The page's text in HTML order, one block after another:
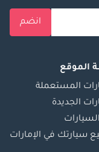
انضم
الموقع
المستعملة
الجديدة
السيارات
سيارتك في الإمارات